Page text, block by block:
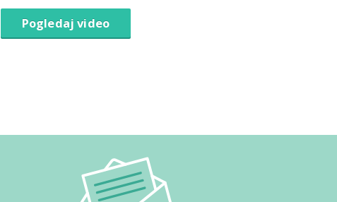
Pogledaj video